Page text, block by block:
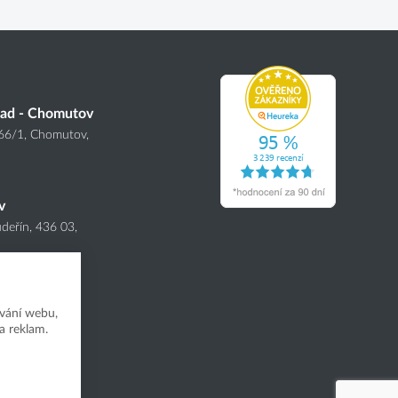
- Chomutov
/1, Chomutov,
436 03,
webu,
reklam.